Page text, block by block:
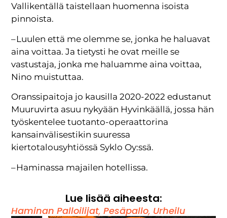
Vallikentällä taistellaan huomenna isoista
pinnoista.
– Luulen että me olemme se, jonka he haluavat
aina voittaa. Ja tietysti he ovat meille se
vastustaja, jonka me haluamme aina voittaa,
Nino muistuttaa.
Oranssipaitoja jo kausilla 2020-2022 edustanut
Muuruvirta asuu nykyään Hyvinkäällä, jossa hän
työskentelee tuotanto-operaattorina
kansainvälisestikin suuressa
kiertotalousyhtiössä Syklo Oy:ssä.
– Haminassa majailen hotellissa.
Lue lisää aiheesta:
Haminan Palloilijat,Pesäpallo, Urheilu